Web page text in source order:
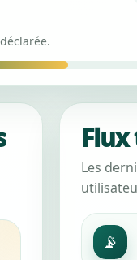
Les
📡